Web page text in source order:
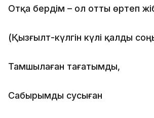
Отқа бердім – ол отты өртеп
(Қызғылт-күлгін күлі қалды
Тамшылаған тағатымды,
Сабырымды сусыған